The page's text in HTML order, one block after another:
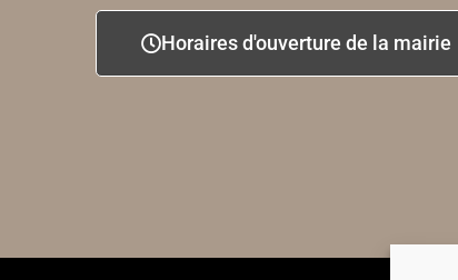
Horaires d'ouverture de la mairie